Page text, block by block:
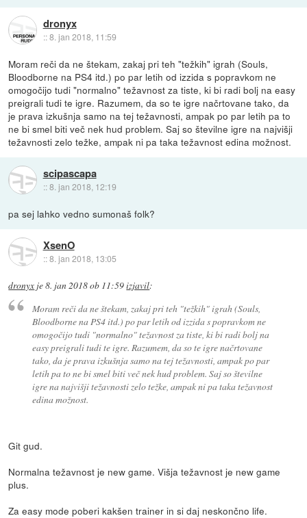
dronyx
::8. jan 2018, 11:59
Moram reči da ne štekam, zakaj pri teh "težkih" igrah (Souls,
Bloodborne na PS4 itd.) po par letih od izzida s popravkom ne
omogočijo tudi "normalno" težavnost za tiste, ki bi radi bolj na easy
preigrali tudi te igre. Razumem, da so te igre načrtovane tako, da
je prava izkušnja samo na tej težavnosti, ampak po par letih pa to
ne bi smel biti več nek hud problem. Saj so številne igre na najvišji
težavnosti zelo težke, ampak ni pa taka težavnost edina možnost.
scipascapa
::8. jan 2018, 12:19
pa sej lahko vedno sumonaš folk?
XsenO
::8. jan 2018, 13:05
dronyx je8. jan 2018 ob 11:59izjavil:
Moram reči da ne štekam, zakaj pri teh "težkih" igrah (Souls,
Bloodborne na PS4 itd.) po par letih od izzida s popravkom ne
omogočijo tudi "normalno" težavnost za tiste, ki bi radi bolj na
easy preigrali tudi te igre. Razumem, da so te igre načrtovane
tako, da je prava izkušnja samo na tej težavnosti, ampak po par
letih pa to ne bi smel biti več nek hud problem. Saj so številne
igre na najvišji težavnosti zelo težke, ampak ni pa taka težavnost
edina možnost.
Git gud.
Normalna težavnost je new game. Višja težavnost je new game
plus.
Za easy mode poberi kakšen trainer in si daj neskončno life.